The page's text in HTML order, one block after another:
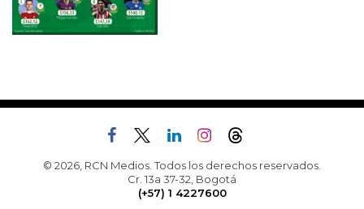
© 2026, RCN Medios. Todos los derechos reservados.
Cr. 13a 37-32, Bogotá
(+57) 1 4227600